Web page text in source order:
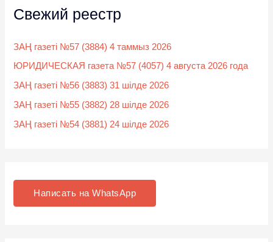
Свежий реестр
ЗАҢ газеті №57 (3884) 4 таммыз 2026
ЮРИДИЧЕСКАЯ газета №57 (4057) 4 августа 2026 года
ЗАҢ газеті №56 (3883) 31 шілде 2026
ЗАҢ газеті №55 (3882) 28 шілде 2026
ЗАҢ газеті №54 (3881) 24 шілде 2026
Написать на WhatsApp